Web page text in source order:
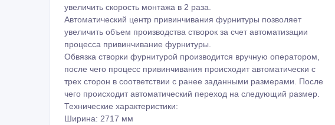
увеличить скорость монтажа в 2 раза.
Автоматический центр привинчивания фурнитуры позволяет
увеличить объем производства створок за счет автоматизации
процесса привинчивание фурнитуры.
Обвязка створки фурнитурой производится вручную оператором,
после чего процесс привинчивания происходит автоматически с
трех сторон в соответствии с ранее заданными размерами. После
чего происходит автоматический переход на следующий размер.
Технические характеристики:
Ширина: 2717 мм